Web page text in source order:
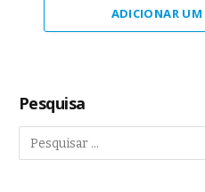
ADICIONAR
Pesquisa